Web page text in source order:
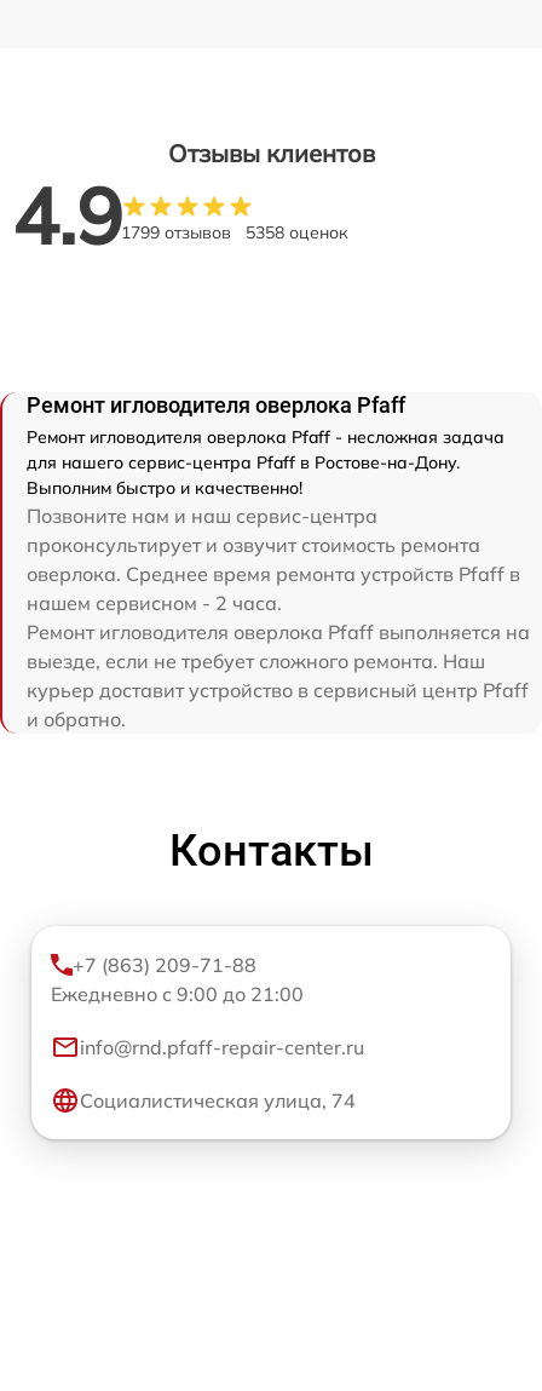
Отзывы клиентов
4.91799 отзывов 5358 оценок
Ремонт игловодителя оверлока Pfaff
Ремонт игловодителя оверлока Pfaff - несложная задача
для нашего сервис-центра Pfaff в Ростове-на-Дону.
Выполним быстро и качественно!
Позвоните нам и наш сервис-центра
проконсультирует и озвучит стоимость ремонта
оверлока. Среднее время ремонта устройств Pfaff в
нашем сервисном - 2 часа.
Ремонт игловодителя оверлока Pfaff выполняется на
выезде, если не требует сложного ремонта. Наш
курьер доставит устройство в сервисный центр Pfaff
и обратно.
Контакты
+7 (863) 209-71-88
Ежедневно с 9:00 до 21:00
info@rnd.pfaff-repair-center.ru
Социалистическая улица, 74